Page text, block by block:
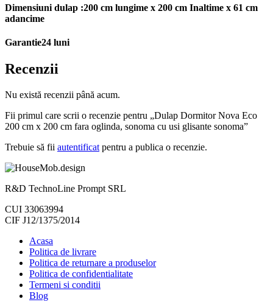
Dimensiuni dulap :200 cm lungime x 200 cm Inaltime x 61 cm
adancime
Garantie24 luni
Recenzii
Nu există recenzii până acum.
Fii primul care scrii o recenzie pentru „Dulap Dormitor Nova Eco
200 cm x 200 cm fara oglinda, sonoma cu usi glisante sonoma”
Trebuie să fii autentificat pentru a publica o recenzie.
R&D TechnoLine Prompt SRL
CUI 33063994
CIF J12/1375/2014
Acasa
Politica de livrare
Politica de returnare a produselor
Politica de confidentialitate
Termeni si conditii
Blog